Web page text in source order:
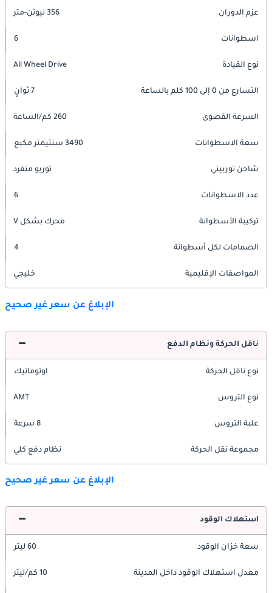
عزم الدوران 356 نيوتن-متر
اسطوانات 6
نوع القيادة All Wheel Drive
التسارع من 0 إلى 100 كلم بالساعة 7 ثوانٍ
السرعة القصوى 260 كم/الساعة
سعة الاسطوانات 3490 سنتيمتر مكبع
شاحن توربيني توربو منفرد
عدد الاسطوانات 6
تركيبة الأسطوانة محرك بشكل V
الصمامات لكل أسطوانة 4
المواصفات الإقليمية خليجي
الإبلاغ عن سعر غير صحيح
ناقل الحركة ونظام الدفع
نوع ناقل الحركة اوتوماتيك
نوع التروس AMT
علبة التروس 8 سرعة
مجموعة نقل الحركة نظام دفع كلي
الإبلاغ عن سعر غير صحيح
استهلاك الوقود
سعة خزان الوقود 60 ليتر
معدل استهلاك الوقود داخل المدينة 10 كم/ليتر